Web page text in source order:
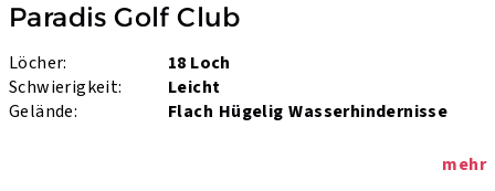
Paradis Golf Club
Löcher:
18 Loch
Schwierigkeit:
Leicht
Gelände:
Flach Hügelig Wasserhindernisse
mehr